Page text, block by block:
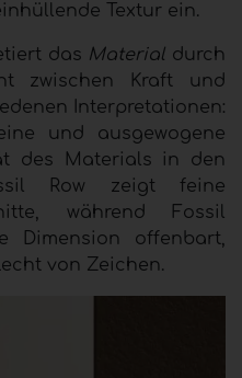
Textur ein.
das Material durch
zwischen Kraft und
Interpretationen:
und ausgewogene
des Materials in den
Row zeigt feine
während Fossil
Dimension offenbart,
von Zeichen.